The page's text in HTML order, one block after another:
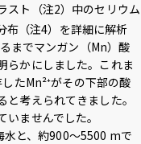
スト（注2）中のセリウム
布（注4）を詳細に解析
までマンガン（Mn）酸
らかにしました。これま
たMn²⁺がその下部の酸
考えられてきました。
ませんでした。
と、約900〜5500 mで